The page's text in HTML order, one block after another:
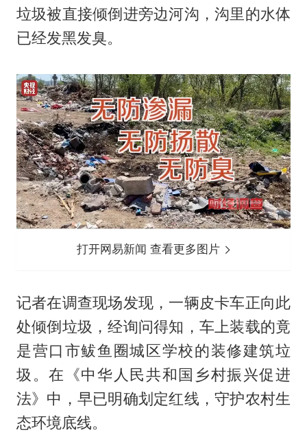
垃圾被直接倾倒进旁边河沟，沟里的水体
已经发黑发臭。
打开网易新闻 查看更多图片
记者在调查现场发现，一辆皮卡车正向此
处倾倒垃圾，经询问得知，车上装载的竟
是营口市鲅鱼圈城区学校的装修建筑垃
圾。在《中华人民共和国乡村振兴促进
法》中，早已明确划定红线，守护农村生
态环境底线。